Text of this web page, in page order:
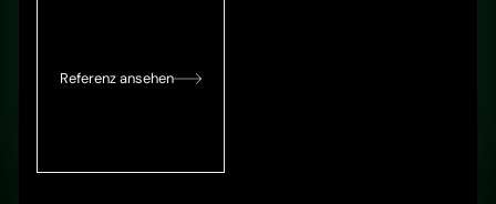
Referenz ansehen